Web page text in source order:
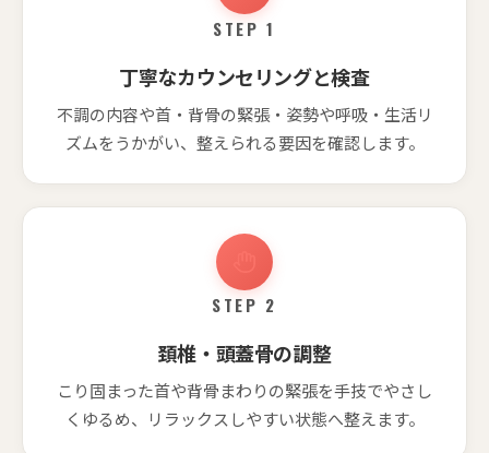
STEP 1
丁寧なカウンセリングと検査
不調の内容や首・背骨の緊張・姿勢や呼吸・生活リ
ズムをうかがい、整えられる要因を確認します。
STEP 2
頚椎・頭蓋骨の調整
こり固まった首や背骨まわりの緊張を手技でやさし
くゆるめ、リラックスしやすい状態へ整えます。